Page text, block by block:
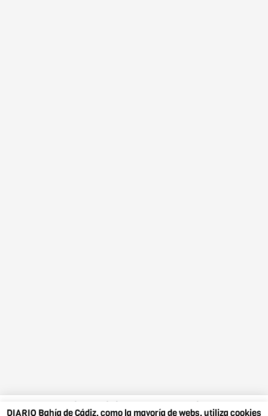
DIARIO Bahía de Cádiz, como la mayoría de webs, utiliza cookies
DIARIO Bahía de Cádiz, como la mayoría de webs,